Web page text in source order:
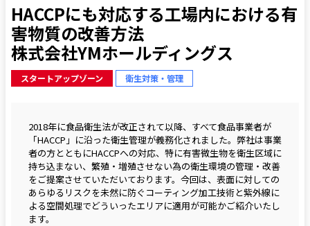
HACCPにも対応する工場内における有
害物質の改善方法
株式会社YMホールディングス
スタートアップゾーン 衛生対策・管理
2018年に食品衛生法が改正されて以降、すべて食品事業者が
「HACCP」に沿った衛生管理が義務化されました。弊社は事業
者の方とともにHACCPへの対応、特に有害微生物を衛生区域に
持ち込まない、繁殖・増殖させない為の衛生環境の管理・改善
をご提案させていただいております。今回は、表面に対しての
あらゆるリスクを未然に防ぐコーティング加工技術と紫外線に
よる空間処理でどういったエリアに適用が可能かご紹介いたし
ます。